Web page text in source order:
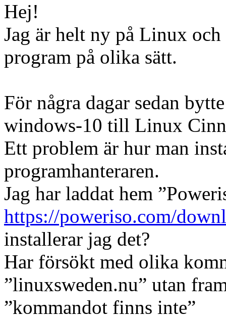
Hej!
Jag är helt ny på Linux
program på olika sätt.
För några dagar sedan
windows-10 till Linux
Ett problem är hur man
programhanteraren.
Jag har laddat hem
https://poweriso.com/
installerar jag det?
Har försökt med olika
”linuxsweden.nu” utan
”kommandot finns inte”